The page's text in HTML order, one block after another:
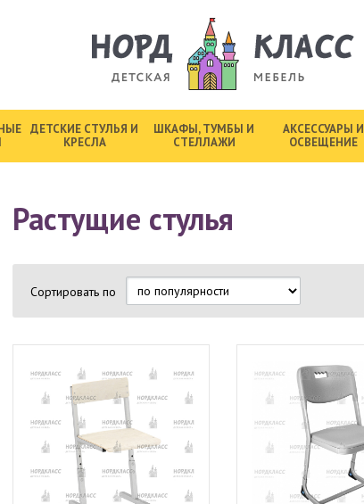
ДЕТСКИЕ СТУЛЬЯ И
КРЕСЛА
ШКАФЫ, ТУМБЫ И
СТЕЛЛАЖИ
АКСЕССУАРЫ И
ОСВЕЩЕНИЕ
Растущие стулья
Сортировать по